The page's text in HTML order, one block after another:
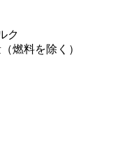
ク
燃料を除く）